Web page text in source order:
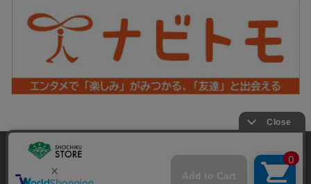
当サイトでは利用体験の向上およびコンテンツの最適な提供、ト
ラフィックの分析を目的としてCookieを使用しています。
サイトの閲覧を継続された場合、Cookieの利用に同意したことも